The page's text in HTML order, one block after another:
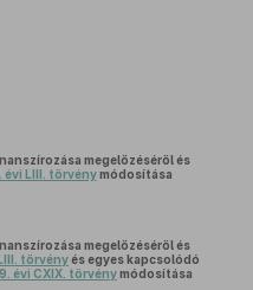
megelőzéséről és
évi LIII. törvénymódosítása
megelőzéséről és
törvényés egyes kapcsolódó
évi CXIX. törvénymódosítása